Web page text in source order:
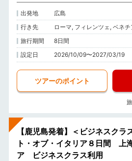
出発地
広島
行き先
ローマ, フィレンツェ, ベネ
旅行期間
8日間
設定日
2026/10/09〜2027/03/19
ツアーのポイント
【鹿児島発着】＜ビジネスクラ
ト・オブ・イタリア８日間
ア ビジネスクラス利用